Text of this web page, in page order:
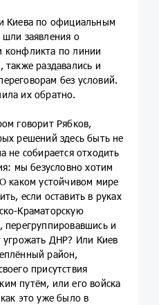
Киева по официальным
заявления о
конфликта по линии
также раздавались и
без условий.
их обратно.
говорит Рябков,
решений здесь быть не
не собирается отходить
мы безусловно хотим
каком устойчивом мире
если оставить в руках
Краматорскую
и
угрожать ДНР? Или Киев
район,
присутствия
путём, или его войска
это уже было в